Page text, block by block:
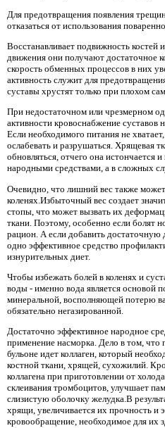
Для предотвращения появления
отказаться от использования
Восстанавливает подвижность
движения они получают достаточное
скорость обменных процессов в них
активность служит для
суставы хрустят только при плохом
При недостаточном или чрезмерном
активности кровоснабжение суставов
Если необходимого питания не
ослабевать и разрушаться. Хрящевая
обновляться, отчего она истончается
народными средствами, а в сложных
Очевидно, что лишний вес также
коленях.Избыточный вес создает
стопы, что может вызвать их
ткани. Поэтому, особенно если болят
рацион. А если добавить достаточную
одно эффективное средство
изнурительных диет.
Чтобы избежать болей в коленях и
воды - именно вода является основой
минеральной, восполняющей потерю
обязательно негазированной.
Достаточно эффективное народное
применение насморка. Дело в том, что
бульоне идет коллаген, который
костной ткани, хрящей, сухожилий.
коллагена при приготовлении от
склеивания тромбоцитов, улучшает
слизистую оболочку желудка.В
хрящи, увеличивается их прочность и
кровообращение, необходимое для их